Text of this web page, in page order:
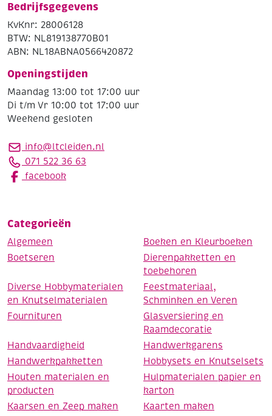
Bedrijfsgegevens
KvKnr: 28006128
BTW: NL819138770B01
ABN: NL18ABNA0566420872
Openingstijden
Maandag 13:00 tot 17:00 uur
Di t/m Vr 10:00 tot 17:00 uur
Weekend gesloten
info@ltcleiden.nl
071 522 36 63
facebook
Categorieën
Algemeen
Boeken en Kleurboeken
Boetseren
Dierenpakketten en
toebehoren
Diverse Hobbymaterialen
en Knutselmaterialen
Feestmateriaal,
Schminken en Veren
Fournituren
Glasversiering en
Raamdecoratie
Handvaardigheid
Handwerkgarens
Handwerkpakketten
Hobbysets en Knutselsets
Houten materialen en
producten
Hulpmaterialen papier en
karton
Kaarsen en Zeep maken
Kaarten maken